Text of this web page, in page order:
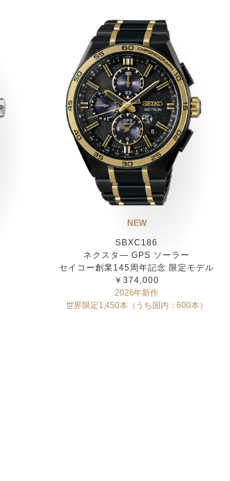
NEW
SBXC186
ネクスタ― GPS ソーラー
セイコー創業145周年記念 限定モデル
￥374,000
2026年新作
世界限定1,450本（うち国内：600本）